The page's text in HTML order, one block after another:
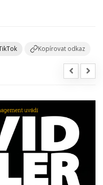
Kopírovat odkaz